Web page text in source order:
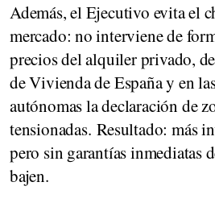
Además, el Ejecutivo evita el
mercado: no interviene de
precios del alquiler privado,
de Vivienda de España y en
autónomas la declaración de
tensionadas. Resultado: más
pero sin garantías inmediatas
bajen.